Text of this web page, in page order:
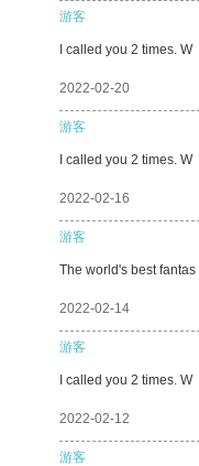
游客
I called you 2 times. W
2022-02-20
游客
I called you 2 times. W
2022-02-16
游客
The world's best fantas
2022-02-14
游客
I called you 2 times. W
2022-02-12
游客